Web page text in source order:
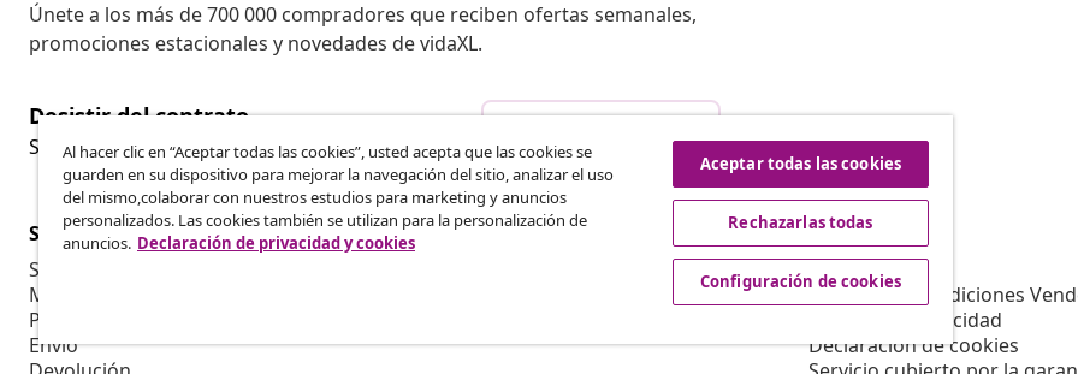
Únete a los más de 700 000 compradores que reciben ofertas semanales,
promociones estacionales y novedades de vidaXL.
Desistir del contrato
Solicita la cancelación de tu pedido.
Servicio al Cliente
Seguimiento del pedido
Mi cuenta
Pago
Envío
Empresas
vidaXL
Sobre vidaXL
Términos y Condiciones
Política de privacidad
Declaración de cookies
Al hacer clic en “Aceptar todas las cookies”, usted acepta que las cookies se
guarden en su dispositivo para mejorar la navegación del sitio, analizar el uso
del mismo,colaborar con nuestros estudios para marketing y anuncios
personalizados. Las cookies también se utilizan para la personalización de
anuncios. Declaración de privacidad y cookies
Aceptar todas las cookies
Rechazarlas todas
Configuración de cookies